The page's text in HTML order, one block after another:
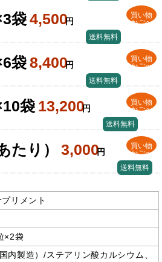
袋4,500円
買い物
かごへ
送料無料
袋8,400円
買い物
かごへ
送料無料
袋 13,200円
買い物
かごへ
送料無料
たり） 3,000円
買い物
かごへ
送料無料
リメント
×2袋
内製造）/ステアリン酸カルシウム、